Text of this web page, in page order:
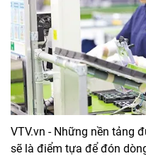
VTV.vn - Những nền tảng
sẽ là điểm tựa để đón